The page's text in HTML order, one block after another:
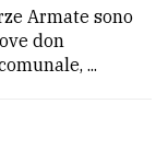
Armate sono
don
...